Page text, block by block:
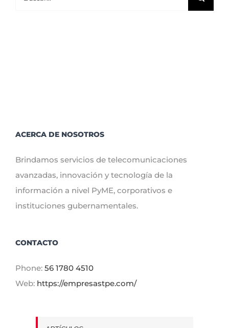
ACERCA DE NOSOTROS
Brindamos servicios de telecomunicaciones
avanzadas, innovación y tecnología de la
información a nivel PyME, corporativos e
instituciones gubernamentales.
CONTACTO
Phone: 56 1780 4510
Web: https://empresastpe.com/